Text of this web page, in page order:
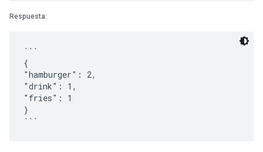
Respuesta:
```
{
"hamburger": 2,
"drink": 1,
"fries": 1
}